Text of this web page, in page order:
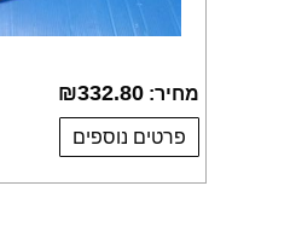
מחיר: ₪332.80
פרטים נוספים